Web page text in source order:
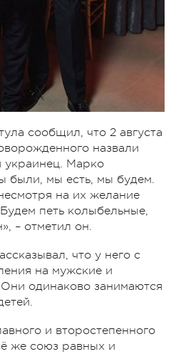
сообщил, что 2 августа
назвали
украинец. Марко
были, мы есть, мы будем.
на их желание
петь колыбельные,
– отметил он.
что у него с
на мужские и
одинаково занимаются
и второстепенного
же союз равных и